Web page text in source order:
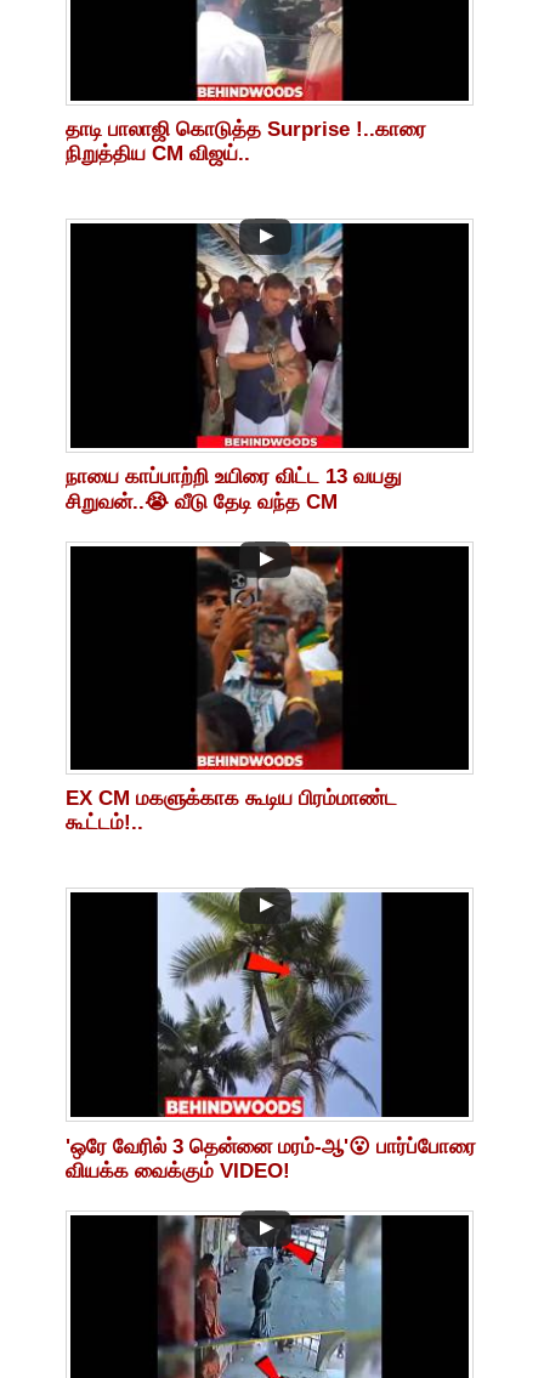
தாடி பாலாஜி கொடுத்த Surprise !..காரை
நிறுத்திய CM விஜய்..
நாயை காப்பாற்றி உயிரை விட்ட 13 வயது
சிறுவன்..😭 வீடு தேடி வந்த CM
EX CM மகளுக்காக கூடிய பிரம்மாண்ட
கூட்டம்!..
'ஒரே வேரில் 3 தென்னை மரம்-ஆ'😮 பார்ப்போரை
வியக்க வைக்கும் VIDEO!